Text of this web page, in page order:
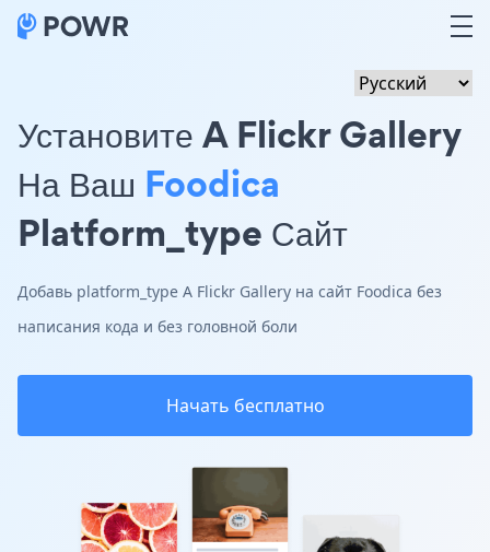
Установите A Flickr Gallery
На Ваш Foodica
Platform_type Сайт
Добавь platform_type A Flickr Gallery на сайт Foodica без
написания кода и без головной боли
Начать бесплатно